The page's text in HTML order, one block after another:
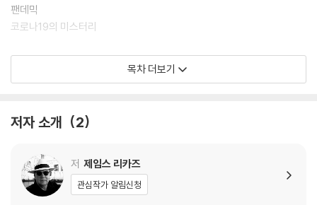
책 분야 1위에 올랐다. 전 세계 독자들의 관심을 끌며 독일, 스페인, 그리스
등 8개국에 번역 출간이 확정되었다. 특히 여타 국가보다 한국 독자들에게
전 세계가 《신 대공황》에 주목하는 이유는 경제 침체가 아닌 세계적 대공
디플레이션 헤지를 위해 보유하라고 조언한다. 특히 금값 상승을 예견하며
투자 가능 자산의 10%를 금으로 장기 보유하라고 말한다.
팬데믹
코로나19의 미스터리
2장 봉쇄에 대한 100일간의 기록
3장 신 대공황
시장 붕괴
대량 해고와 실업의 2차 파도
앞으로의 전망
목차 더보기
저자 소개 2
저 제임스 리카즈
관심작가 알림신청